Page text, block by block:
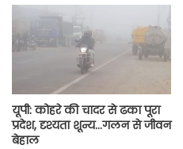
यूपी: कोहरे की चादर से ढका पूरा
प्रदेश, दृश्यता शून्य…गलन से जीवन
बेहाल